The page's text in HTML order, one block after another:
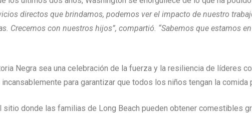
directos que brindamos, podemos ver el impacto de nuestro
Crecemos con nuestros hijos”, compartió. “Sabemos que estamos
Negra sea una celebración de la fuerza y la resiliencia de líderes
para garantizar que todos los niños tengan la comida
sitio donde las familias de Long Beach pueden obtener comestibles